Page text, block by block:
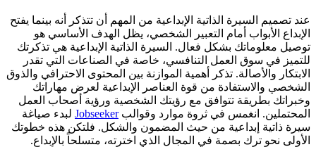
عند تصميم السيرة الذاتية الإبداعية من المهم أن تتذكر أنه بينما يفتح
الإبداع الأبواب أمام التعبير الشخصي، يظل الهدف الأساسي هو
توصيل معلوماتك بشكل فعال. السيرة الذاتية الإبداعية هي تذكرتك
للتميز في سوق العمل التنافسي، خاصة في الصناعات التي تقدر
الابتكار والأصالة. تذكر أهمية الموازنة بين المحتوى الاحترافي والذوق
الشخصي والاستفادة من قوة العناصر الإبداعية لعرض مهاراتك
وخبراتك بطريقة تتوافق مع رؤيتك الشخصية ورؤية أصحاب العمل
المحتملين. انغمس في ثروة موارد وقوالبJobseeker لبدء صياغة
سيرة ذاتية إبداعية من حيث المضمون والشكل. فلتكن هذه خطوتك
الأولى نحو ترك بصمة في المجال الذي اخترته، متسلحاً بالإبداع.